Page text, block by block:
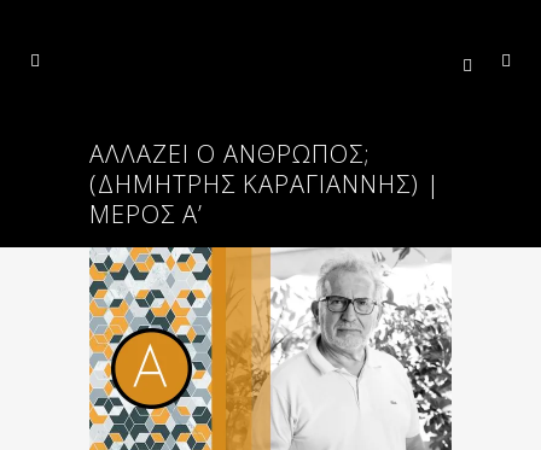
ΑΛΛΆΖΕΙ Ο ΆΝΘΡΩΠΟΣ;
(ΔΗΜΗΤΡΗΣ ΚΑΡΑΓΙΑΝΝΗΣ) |
ΜΈΡΟΣ Α’